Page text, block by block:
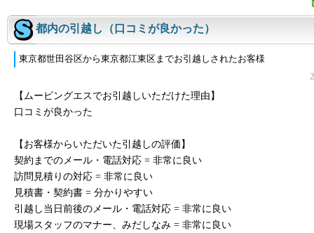
都内の引越し（口コミが良かった）
東京都世田谷区から東京都江東区までお引越しされたお客様
【ムービングエスでお引越しいただけた理由】
口コミが良かった
【お客様からいただいた引越しの評価】
契約までのメール・電話対応 = 非常に良い
訪問見積りの対応 = 非常に良い
見積書・契約書 = 分かりやすい
引越し当日前後のメール・電話対応 = 非常に良い
現場スタッフのマナー、みだしなみ = 非常に良い